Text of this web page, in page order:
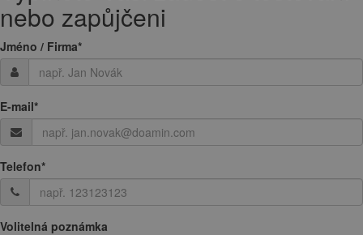
nebo zapůjčeni
Jméno / Firma*
E-mail*
Telefon*
Volitelná poznámka